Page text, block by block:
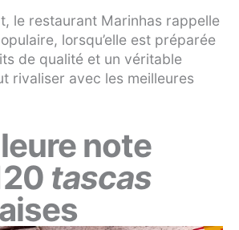
le restaurant Marinhas rappelle
lorsqu’elle est préparée
de qualité et un véritable
rivaliser avec les meilleures
note
tascas